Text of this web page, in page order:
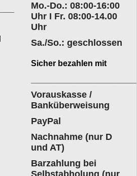
Mo.-Do.: 08:00-16:00
Uhr I Fr. 08:00-14.00
Uhr
Sa./So.: geschlossen
Sicher bezahlen mit
Vorauskasse /
Banküberweisung
PayPal
Nachnahme (nur D
und AT)
Barzahlung bei
Selbstabholung (nur